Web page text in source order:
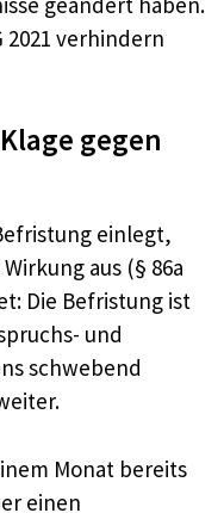
2021 verhindern
gegen
einlegt,
aus (§ 86a
Die Befristung ist
und
schwebend
Monat bereits
einen